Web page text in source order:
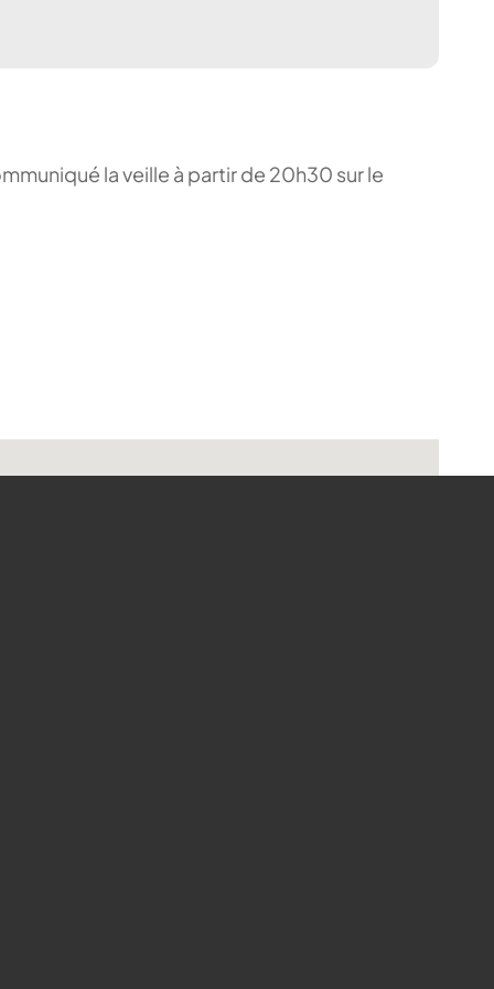
la veille à partir de 20h30 sur le